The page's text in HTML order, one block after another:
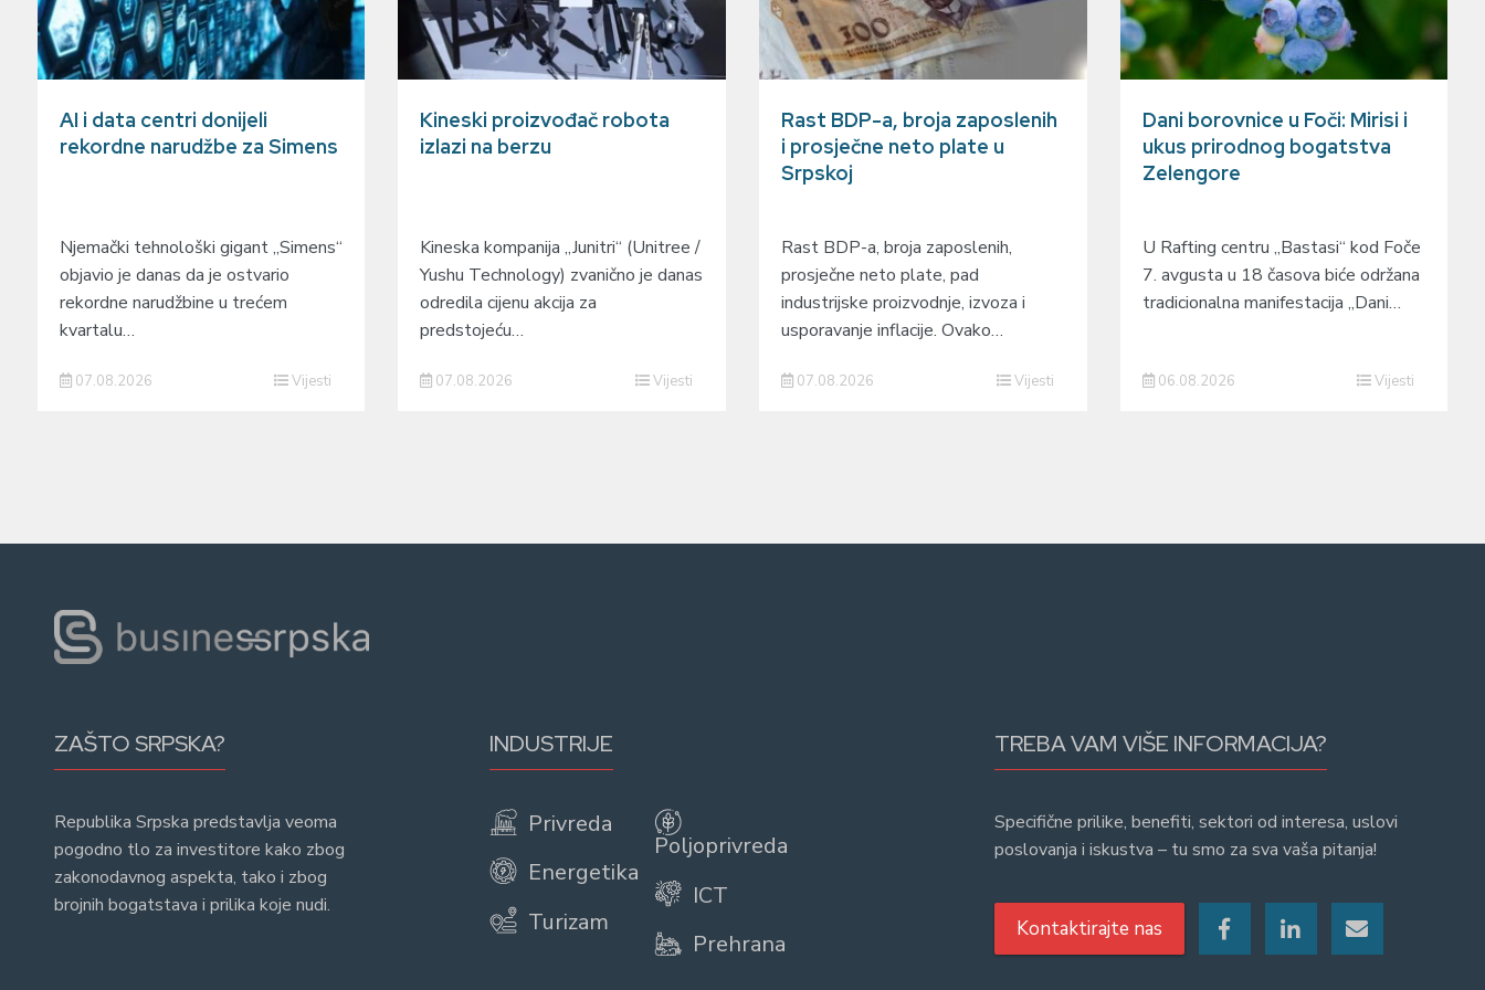
AI i data centri donijeli
rekordne narudžbe za Simens
Njemački tehnološki gigant „Simens“
objavio je danas da je ostvario
rekordne narudžbine u trećem
kvartalu…
07.08.2026 Vijesti
Kineski proizvođač robota
izlazi na berzu
Kineska kompanija „Junitri“ (Unitree /
Yushu Technology) zvanično je danas
odredila cijenu akcija za
predstojeću…
07.08.2026 Vijesti
Rast BDP-a, broja zaposlenih
i prosječne neto plate u
Srpskoj
Rast BDP-a, broja zaposlenih,
prosječne neto plate, pad
industrijske proizvodnje, izvoza i
usporavanje inflacije. Ovako…
07.08.2026 Vijesti
Dani borovnice u Foči: Mirisi i
ukus prirodnog bogatstva
Zelengore
U Rafting centru „Bastasi“ kod Foče
7. avgusta u 18 časova biće održana
tradicionalna manifestacija „Dani…
06.08.2026 Vijesti
ZAŠTO SRPSKA?
Republika Srpska predstavlja veoma
pogodno tlo za investitore kako zbog
zakonodavnog aspekta, tako i zbog
brojnih bogatstava i prilika koje nudi.
INDUSTRIJE
Privreda
Energetika
Turizam
Poljoprivreda
ICT
Prehrana
TREBA VAM VIŠE INFORMACIJA?
Specifične prilike, benefiti, sektori od interesa, uslovi
poslovanja i iskustva – tu smo za sva vaša pitanja!
Kontaktirajte nas